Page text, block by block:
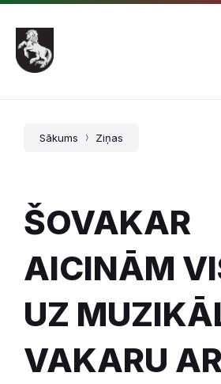
Pāriet
saturu
Skip
main
navigation
Skip
footer
Sākums Ziņas
ŠOVAKAR
AICINĀM
UZ
VAKARU AR